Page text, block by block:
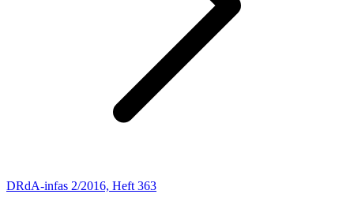
DRdA-infas 2/2016, Heft 363